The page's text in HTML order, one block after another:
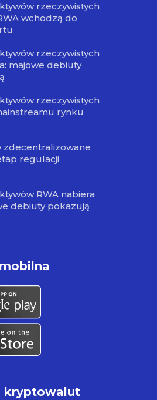
rzeczywistych
wchodzą do
rzeczywistych
majowe debiuty
rzeczywistych
rynku
zdecentralizowane
regulacji
RWA nabiera
debiuty pokazują
kryptowalut